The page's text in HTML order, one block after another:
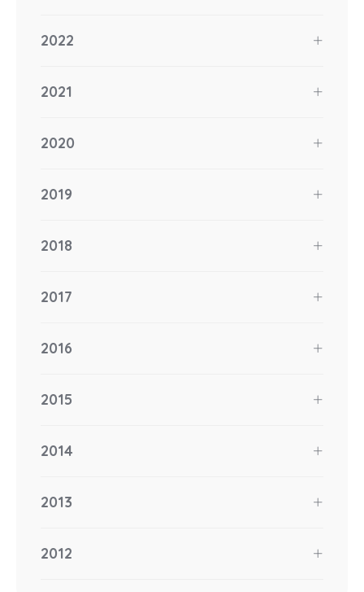
2022
2021
2020
2019
2018
2017
2016
2015
2014
2013
2012